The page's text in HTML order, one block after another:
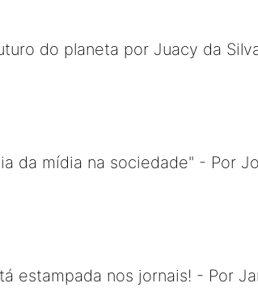
do planeta por Juacy da
da mídia na sociedade" - Por
estampada nos jornais! - Por